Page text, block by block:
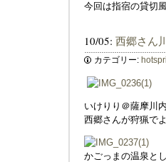
今回は指宿の貸切
10/05: 西郷さん
カテゴリー:
いけりり＠薩摩川
西郷さんが狩猟で
かごっまの温泉と